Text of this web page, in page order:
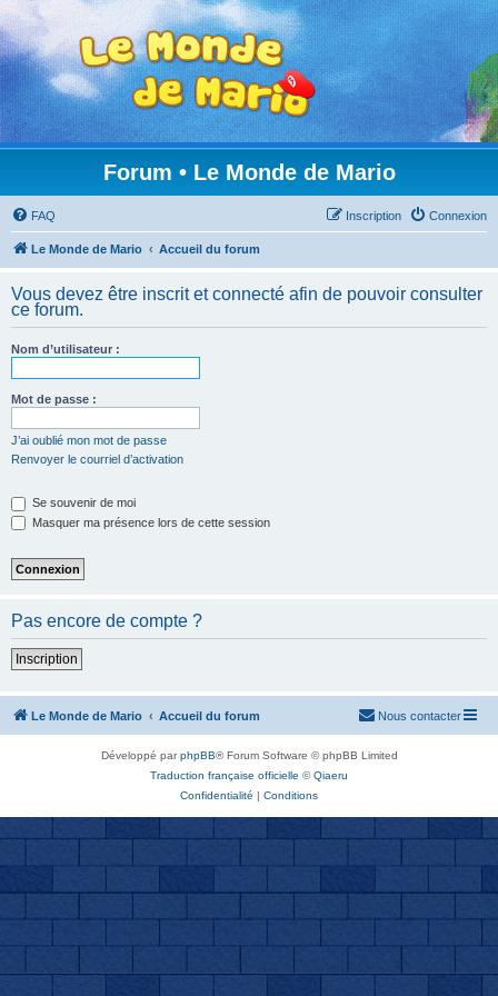
Forum • Le Monde de Mario
FAQ Connexion
Inscription
Le Monde de Mario Accueil du forum
Vous devez être inscrit et connecté afin de pouvoir consulter
ce forum.
Nom d’utilisateur :
Mot de passe :
J’ai oublié mon mot de passe
Renvoyer le courriel d’activation
Se souvenir de moi
Masquer ma présence lors de cette session
Pas encore de compte ?
Inscription
Le Monde de Mario Accueil du forum Nous contacter
Développé parphpBB® Forum Software © phpBB Limited
Traduction française officielle ©Qiaeru
Confidentialité | Conditions